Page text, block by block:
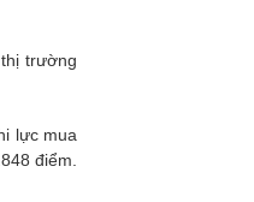
trường
lực mua
điểm.